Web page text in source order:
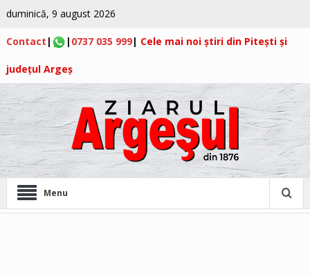
duminică, 9 august 2026
Contact | | 0737 035 999| Cele mai noi știri din Pitești și
județul Argeș
Menu